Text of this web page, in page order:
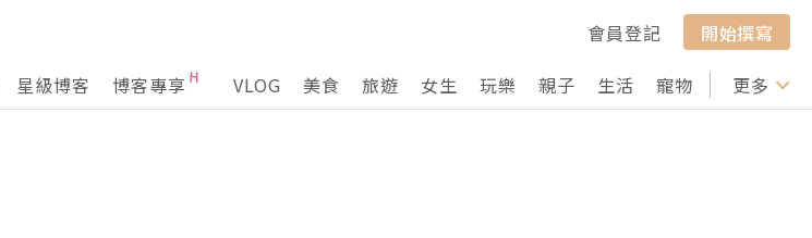
會員登記
開始撰寫
星級博客 博客專享 VLOG 美食 旅遊 女生 玩樂 親子 生活 寵物 行山 打卡
更多